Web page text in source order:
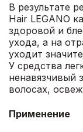
В результате
Hair LEGANO
здоровой и
ухода, а на
уходит
У средства
ненавязчивый
волосах,
Применение